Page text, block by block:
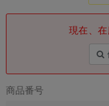
現在、在
商品番号